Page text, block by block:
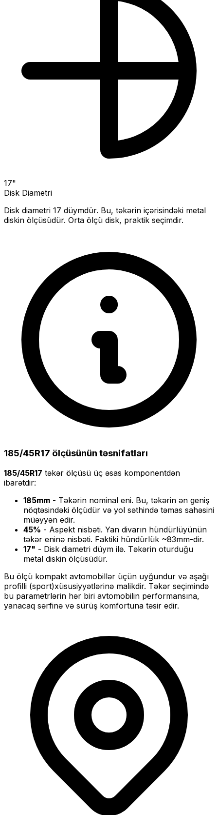
17"
Disk Diametri
Disk diametri 17 düymdür. Bu, təkərin içərisindəki metal
diskin ölçüsüdür. Orta ölçü disk, praktik seçimdir.
185/45R17 ölçüsünün təsnifatları
185/45R17 təkər ölçüsü üç əsas komponentdən
ibarətdir:
185mm - Təkərin nominal eni. Bu, təkərin ən geniş
nöqtəsindəki ölçüdür və yol səthində təmas sahəsini
müəyyən edir.
45% - Aspekt nisbəti. Yan divarın hündürlüyünün
təkər eninə nisbəti. Faktiki hündürlük ~83mm-dir.
17" - Disk diametri düym ilə. Təkərin oturduğu
metal diskin ölçüsüdür.
Bu ölçü kompakt avtomobillər üçün uyğundur və aşağı
profilli (sport)xüsusiyyətlərinə malikdir. Təkər seçimində
bu parametrlərin hər biri avtomobilin performansına,
yanacaq sərfinə və sürüş komfortuna təsir edir.